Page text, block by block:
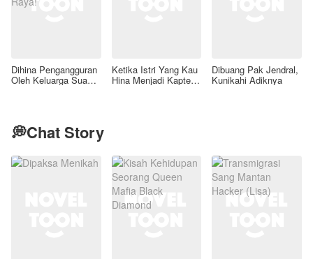
Dihina Pengangguran
Oleh Keluarga Suami,
Ketika Istri Yang Kau
Hina Menjadi Kapten
Dibuang Pak Jendral,
Kunikahi Adiknya
💭Chat Story